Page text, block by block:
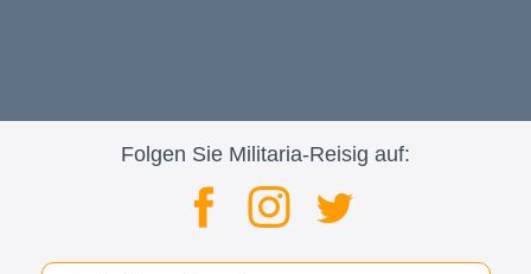
Folgen Sie Militaria-Reisig auf: